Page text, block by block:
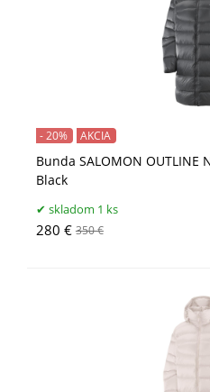
Bunda SALOMON OUTLINE
Black
- 20% AKCIA
skladom 1 ks
280 € 350 €